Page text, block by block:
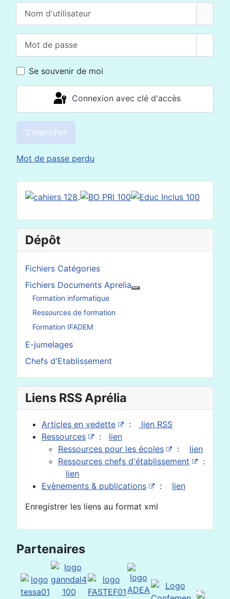
Se souvenir de moi
Connexion avec clé d'accès
S'identifier
Mot de passe perdu
Dépôt
Fichiers Catégories
Fichiers Documents Aprelia
Formation informatique
Ressources de formation
Formation IFADEM
E-jumelages
Chefs d'Etablissement
Liens RSS Aprélia
Articles en vedette :
lien RSS
Ressources
: lien
Ressources pour les écoles
: lien
Ressources chefs d'établissement
:
lien
Evènements & publications
: lien
Enregistrer les liens au format xml
Partenaires